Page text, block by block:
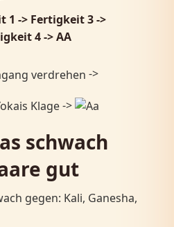
1 -> Fertigkeit 3 ​​->
4 -> AA
->
->
schwach
gut
gegen: Kali, Ganesha,